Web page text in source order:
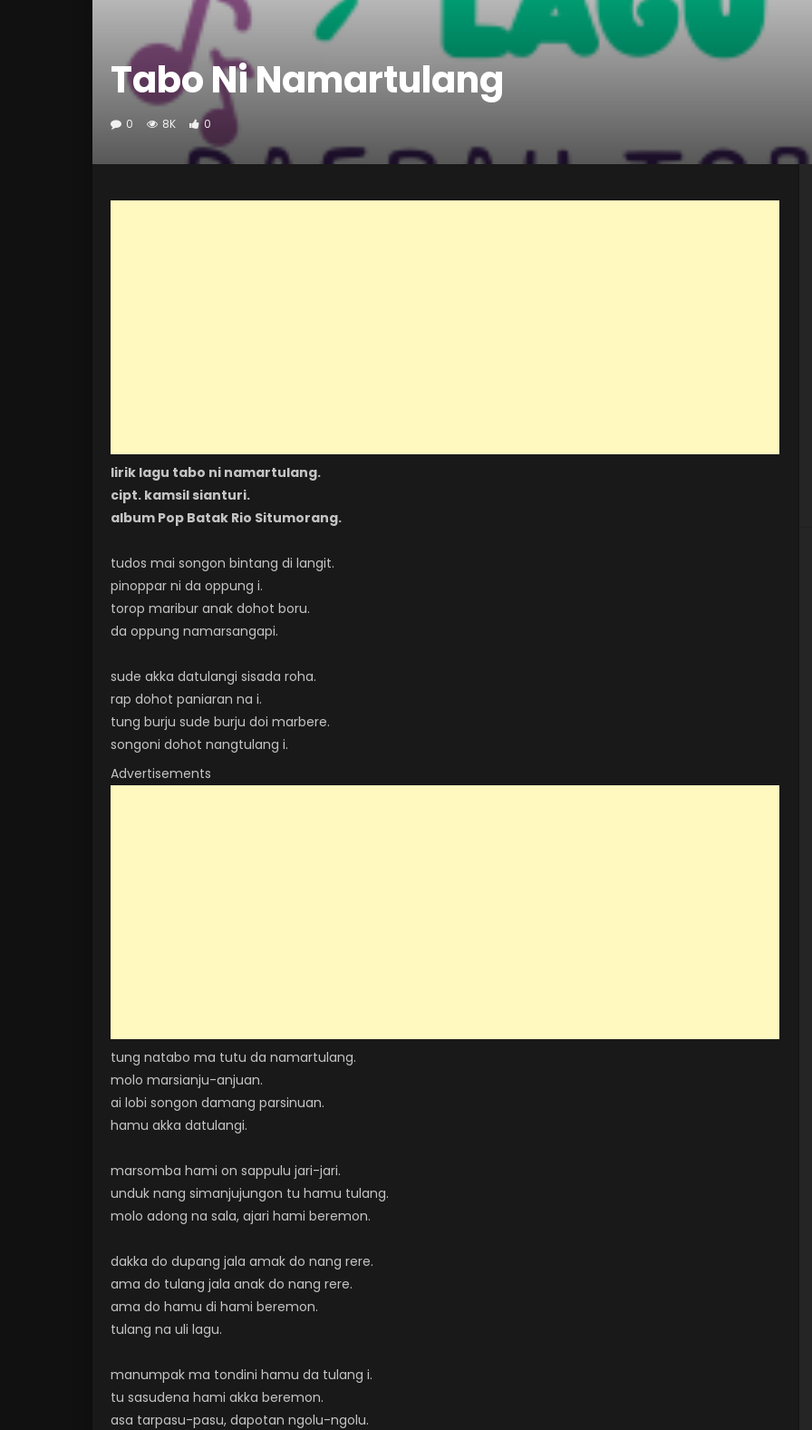
Tabo Ni Namartulang
0 8K 0
lirik lagu tabo ni namartulang.
cipt. kamsil sianturi.
album Pop Batak Rio Situmorang.
tudos mai songon bintang di langit.
pinoppar ni da oppung i.
torop maribur anak dohot boru.
da oppung namarsangapi.
sude akka datulangi sisada roha.
rap dohot paniaran na i.
tung burju sude burju doi marbere.
songoni dohot nangtulang i.
Advertisements
tung natabo ma tutu da namartulang.
molo marsianju-anjuan.
ai lobi songon damang parsinuan.
hamu akka datulangi.
marsomba hami on sappulu jari-jari.
unduk nang simanjujungon tu hamu tulang.
molo adong na sala, ajari hami beremon.
dakka do dupang jala amak do nang rere.
ama do tulang jala anak do nang rere.
ama do hamu di hami beremon.
tulang na uli lagu.
manumpak ma tondini hamu da tulang i.
tu sasudena hami akka beremon.
asa tarpasu-pasu, dapotan ngolu-ngolu.